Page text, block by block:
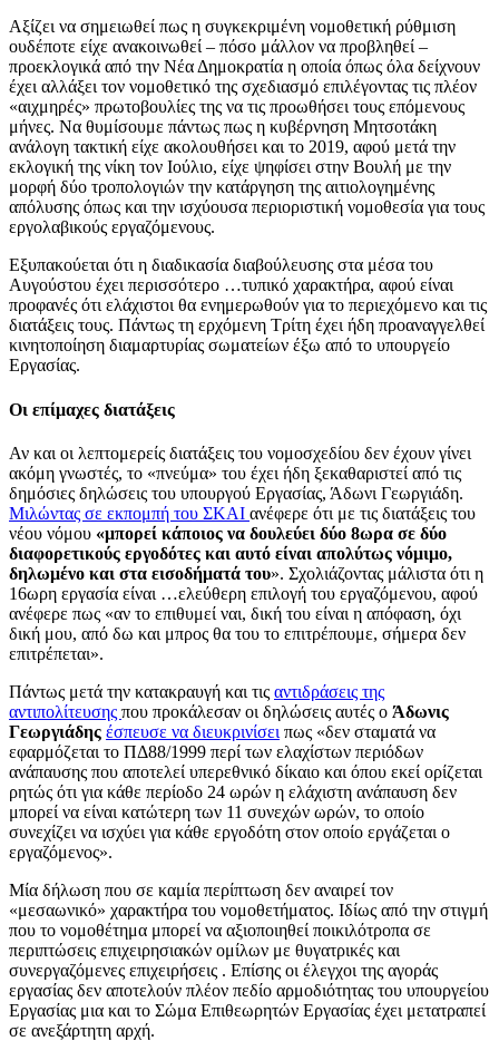
Αξίζει να σημειωθεί πως η συγκεκριμένη νομοθετική ρύθμιση
ουδέποτε είχε ανακοινωθεί – πόσο μάλλον να προβληθεί –
προεκλογικά από την Νέα Δημοκρατία η οποία όπως όλα δείχνουν
έχει αλλάξει τον νομοθετικό της σχεδιασμό επιλέγοντας τις πλέον
«αιχμηρές» πρωτοβουλίες της να τις προωθήσει τους επόμενους
μήνες. Να θυμίσουμε πάντως πως η κυβέρνηση Μητσοτάκη
ανάλογη τακτική είχε ακολουθήσει και το 2019, αφού μετά την
εκλογική της νίκη τον Ιούλιο, είχε ψηφίσει στην Βουλή με την
μορφή δύο τροπολογιών την κατάργηση της αιτιολογημένης
απόλυσης όπως και την ισχύουσα περιοριστική νομοθεσία για τους
εργολαβικούς εργαζόμενους.
Εξυπακούεται ότι η διαδικασία διαβούλευσης στα μέσα του
Αυγούστου έχει περισσότερο …τυπικό χαρακτήρα, αφού είναι
προφανές ότι ελάχιστοι θα ενημερωθούν για το περιεχόμενο και τις
διατάξεις τους. Πάντως τη ερχόμενη Τρίτη έχει ήδη προαναγγελθεί
κινητοποίηση διαμαρτυρίας σωματείων έξω από το υπουργείο
Εργασίας.
Οι επίμαχες διατάξεις
Αν και οι λεπτομερείς διατάξεις του νομοσχεδίου δεν έχουν γίνει
ακόμη γνωστές, το «πνεύμα» του έχει ήδη ξεκαθαριστεί από τις
δημόσιες δηλώσεις του υπουργού Εργασίας, Άδωνι Γεωργιάδη.
Μιλώντας σε εκπομπή του ΣΚΑΙ ανέφερε ότι με τις διατάξεις του
νέου νόμου «μπορεί κάποιος να δουλεύει δύο 8ωρα σε δύο
διαφορετικούς εργοδότες και αυτό είναι απολύτως νόμιμο,
δηλωμένο και στα εισοδήματά του». Σχολιάζοντας μάλιστα ότι η
16ωρη εργασία είναι …ελεύθερη επιλογή του εργαζόμενου, αφού
ανέφερε πως «αν το επιθυμεί ναι, δική του είναι η απόφαση, όχι
δική μου, από δω και μπρος θα του το επιτρέπουμε, σήμερα δεν
επιτρέπεται».
Πάντως μετά την κατακραυγή και τις αντιδράσεις της
αντιπολίτευσης που προκάλεσαν οι δηλώσεις αυτές ο Άδωνις
Γεωργιάδης έσπευσε να διευκρινίσει πως «δεν σταματά να
εφαρμόζεται το ΠΔ88/1999 περί των ελαχίστων περιόδων
ανάπαυσης που αποτελεί υπερεθνικό δίκαιο και όπου εκεί ορίζεται
ρητώς ότι για κάθε περίοδο 24 ωρών η ελάχιστη ανάπαυση δεν
μπορεί να είναι κατώτερη των 11 συνεχών ωρών, το οποίο
συνεχίζει να ισχύει για κάθε εργοδότη στον οποίο εργάζεται ο
εργαζόμενος».
Μία δήλωση που σε καμία περίπτωση δεν αναιρεί τον
«μεσαωνικό» χαρακτήρα του νομοθετήματος. Ιδίως από την στιγμή
που το νομοθέτημα μπορεί να αξιοποιηθεί ποικιλότροπα σε
περιπτώσεις επιχειρησιακών ομίλων με θυγατρικές και
συνεργαζόμενες επιχειρήσεις . Επίσης οι έλεγχοι της αγοράς
εργασίας δεν αποτελούν πλέον πεδίο αρμοδιότητας του υπουργείου
Εργασίας μια και το Σώμα Επιθεωρητών Εργασίας έχει μετατραπεί
σε ανεξάρτητη αρχή.